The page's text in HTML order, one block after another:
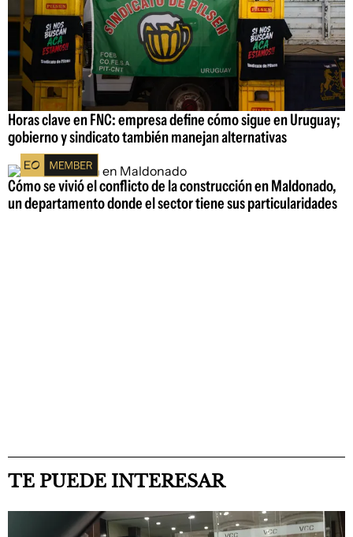
Horas clave en FNC: empresa define cómo sigue en Uruguay;
gobierno y sindicato también manejan alternativas
Cómo se vivió el conflicto de la construcción en Maldonado,
un departamento donde el sector tiene sus particularidades
TE PUEDE INTERESAR